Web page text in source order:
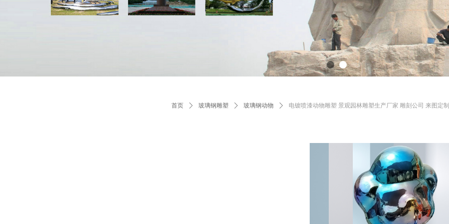
首页 ꄲ 玻璃钢雕塑 ꄲ 玻璃钢动物 ꄲ 电镀喷漆动物雕塑 景观园林雕塑生产厂家 雕刻公司 来图定制